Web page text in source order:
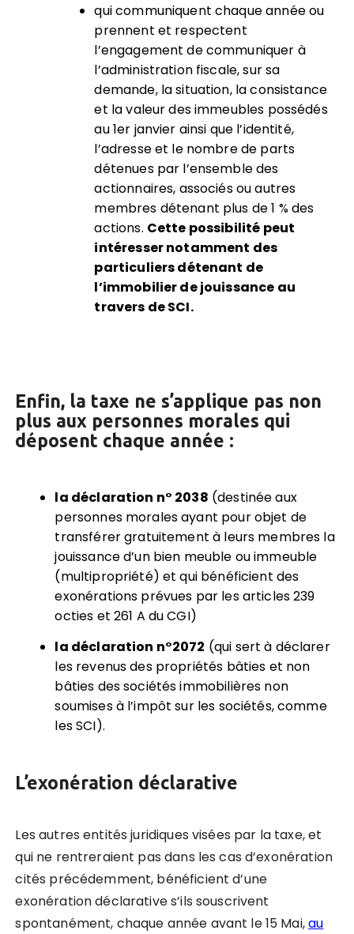
qui communiquent chaque année ou
prennent et respectent
l’engagement de communiquer à
l’administration fiscale, sur sa
demande, la situation, la consistance
et la valeur des immeubles possédés
au 1er janvier ainsi que l’identité,
l’adresse et le nombre de parts
détenues par l’ensemble des
actionnaires, associés ou autres
membres détenant plus de 1 % des
actions. Cette possibilité peut
intéresser notamment des
particuliers détenant de
l’immobilier de jouissance au
travers de SCI.
Enfin, la taxe ne s’applique pas non
plus aux personnes morales qui
déposent chaque année :
la déclaration n° 2038 (destinée aux
personnes morales ayant pour objet de
transférer gratuitement à leurs membres la
jouissance d’un bien meuble ou immeuble
(multipropriété) et qui bénéficient des
exonérations prévues par les articles 239
octies et 261 A du CGI)
la déclaration n°2072 (qui sert à déclarer
les revenus des propriétés bâties et non
bâties des sociétés immobilières non
soumises à l’impôt sur les sociétés, comme
les SCI).
L’exonération déclarative
Les autres entités juridiques visées par la taxe, et
qui ne rentreraient pas dans les cas d’exonération
cités précédemment, bénéficient d’une
exonération déclarative s’ils souscrivent
spontanément, chaque année avant le 15 Mai,au